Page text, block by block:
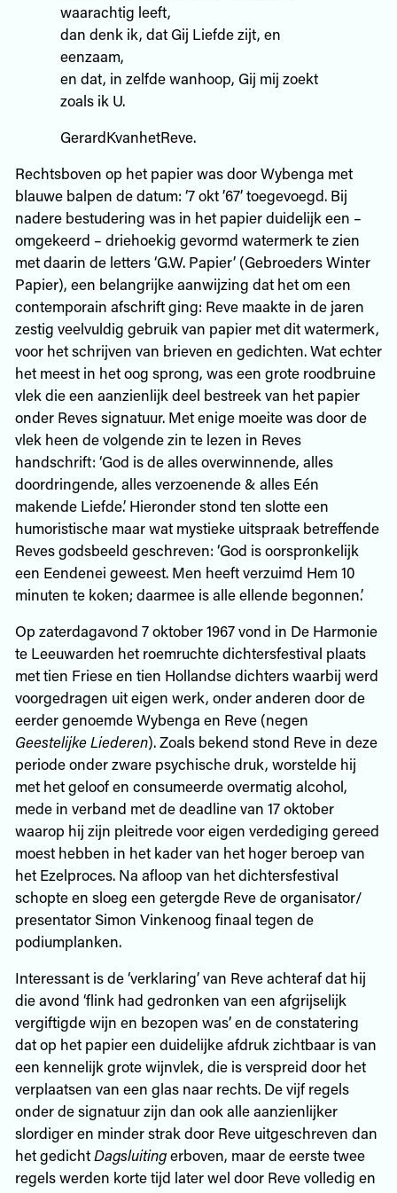
waarachtig leeft,
dan denk ik, dat Gij Liefde zijt, en
eenzaam,
en dat, in zelfde wanhoop, Gij mij zoekt
zoals ik U.
GerardKvanhetReve.
Rechtsboven op het papier was door Wybenga met
blauwe balpen de datum: ‘7 okt ’67’ toegevoegd. Bij
nadere bestudering was in het papier duidelijk een –
omgekeerd – driehoekig gevormd watermerk te zien
met daarin de letters ‘G.W. Papier’ (Gebroeders Winter
Papier), een belangrijke aanwijzing dat het om een
contemporain afschrift ging: Reve maakte in de jaren
zestig veelvuldig gebruik van papier met dit watermerk,
voor het schrijven van brieven en gedichten. Wat echter
het meest in het oog sprong, was een grote roodbruine
vlek die een aanzienlijk deel bestreek van het papier
onder Reves signatuur. Met enige moeite was door de
vlek heen de volgende zin te lezen in Reves
handschrift: ‘God is de alles overwinnende, alles
doordringende, alles verzoenende & alles Eén
makende Liefde.’ Hieronder stond ten slotte een
humoristische maar wat mystieke uitspraak betreffende
Reves godsbeeld geschreven: ‘God is oorspronkelijk
een Eendenei geweest. Men heeft verzuimd Hem 10
minuten te koken; daarmee is alle ellende begonnen.’
Op zaterdagavond 7 oktober 1967 vond in De Harmonie
te Leeuwarden het roemruchte dichtersfestival plaats
met tien Friese en tien Hollandse dichters waarbij werd
voorgedragen uit eigen werk, onder anderen door de
eerder genoemde Wybenga en Reve (negen
Geestelijke Liederen). Zoals bekend stond Reve in deze
periode onder zware psychische druk, worstelde hij
met het geloof en consumeerde overmatig alcohol,
mede in verband met de deadline van 17 oktober
waarop hij zijn pleitrede voor eigen verdediging gereed
moest hebben in het kader van het hoger beroep van
het Ezelproces. Na afloop van het dichtersfestival
schopte en sloeg een getergde Reve de organisator/
presentator Simon Vinkenoog finaal tegen de
podiumplanken.
Interessant is de ‘verklaring’ van Reve achteraf dat hij
die avond ‘flink had gedronken van een afgrijselijk
vergiftigde wijn en bezopen was’ en de constatering
dat op het papier een duidelijke afdruk zichtbaar is van
een kennelijk grote wijnvlek, die is verspreid door het
verplaatsen van een glas naar rechts. De vijf regels
onder de signatuur zijn dan ook alle aanzienlijker
slordiger en minder strak door Reve uitgeschreven dan
het gedichtDagsluitingerboven, maar de eerste twee
regels werden korte tijd later wel door Reve volledig en